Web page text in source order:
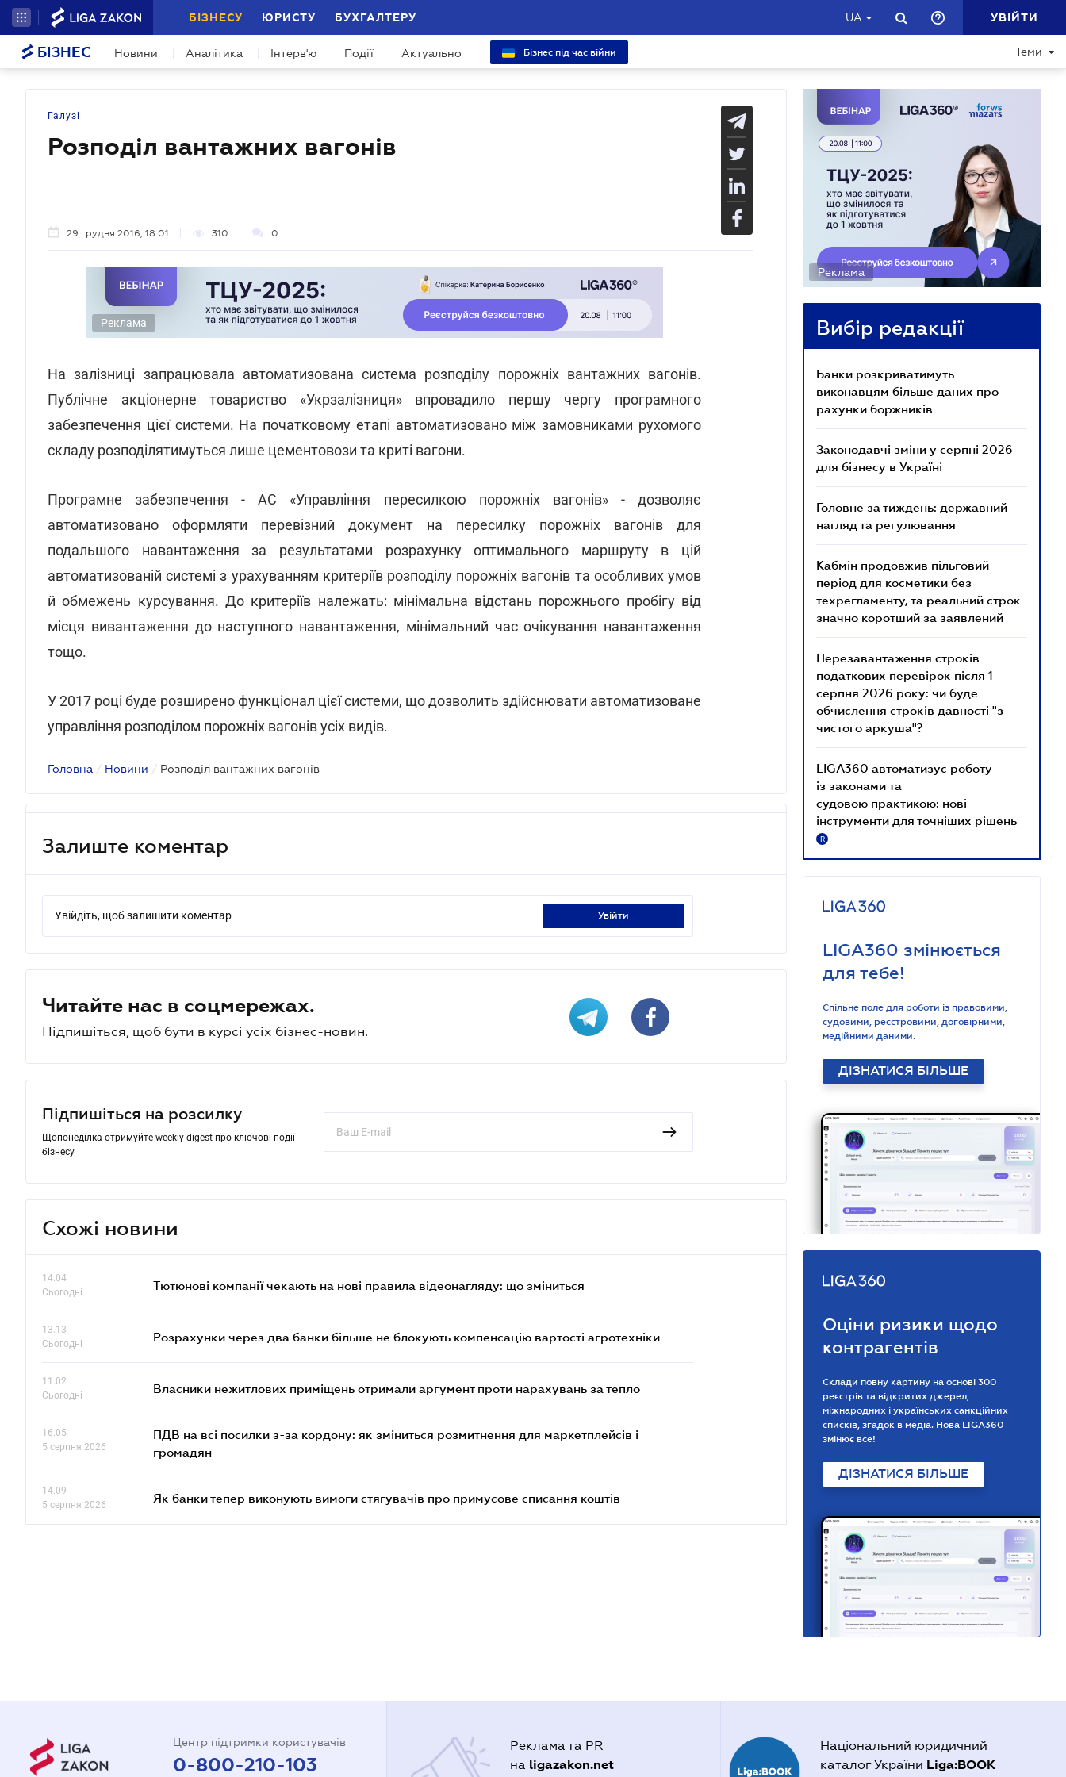
БІЗНЕСУ ЮРИСТУ БУХГАЛТЕРУ UA УВІЙТИ
БІЗНЕС Новини Аналітика Інтерв'ю Події Актуально Бізнес під час війни Теми
Галузі
Розподіл вантажних вагонів
29 грудня 2016, 18:01 310 0
Реклама
На залізниці запрацювала автоматизована система розподілу порожніх вантажних вагонів.
Публічне акціонерне товариство «Укрзалізниця» впровадило першу чергу програмного
забезпечення цієї системи. На початковому етапі автоматизовано між замовниками рухомого
складу розподілятимуться лише цементовози та криті вагони.
Програмне забезпечення - АС «Управління пересилкою порожніх вагонів» - дозволяє
автоматизовано оформляти перевізний документ на пересилку порожніх вагонів для
подальшого навантаження за результатами розрахунку оптимального маршруту в цій
автоматизованій системі з урахуванням критеріїв розподілу порожніх вагонів та особливих умов
й обмежень курсування. До критеріїв належать: мінімальна відстань порожнього пробігу від
місця вивантаження до наступного навантаження, мінімальний час очікування навантаження
тощо.
У 2017 році буде розширено функціонал цієї системи, що дозволить здійснювати автоматизоване
управління розподілом порожніх вагонів усіх видів.
Головна / Новини / Розподіл вантажних вагонів
Залиште коментар
Увійдіть, щоб залишити коментар увійти
Читайте нас в соцмережах.
Підпишіться, щоб бути в курсі усіх бізнес-новин.
Підпишіться на розсилку
Щопонеділка отримуйте weekly-digest про ключові події
бізнесу
Схожі новини
14.04
Сьогодні
Тютюнові компанії чекають на нові правила відеонагляду: що зміниться
13.13
Сьогодні
Розрахунки через два банки більше не блокують компенсацію вартості агротехніки
11.02
Сьогодні
Власники нежитлових приміщень отримали аргумент проти нарахувань за тепло
16.05
5 серпня 2026
ПДВ на всі посилки з-за кордону: як зміниться розмитнення для маркетплейсів і
громадян
14.09
5 серпня 2026
Як банки тепер виконують вимоги стягувачів про примусове списання коштів
Реклама
Вибір редакції
Банки розкриватимуть
виконавцям більше даних про
рахунки боржників
Законодавчі зміни у серпні 2026
для бізнесу в Україні
Головне за тиждень: державний
нагляд та регулювання
Кабмін продовжив пільговий
період для косметики без
техрегламенту, та реальний строк
значно коротший за заявлений
Перезавантаження строків
податкових перевірок після 1
серпня 2026 року: чи буде
обчислення строків давності "з
чистого аркуша"?
LIGA360 автоматизує роботу
із законами та
судовою практикою: нові
інструменти для точніших рішень
R
LIGA360 змінюється
для тебе!
Спільне поле для роботи із правовими,
судовими, реєстровими, договірними,
медійними даними.
ДІЗНАТИСЯ БІЛЬШЕ
Оціни ризики щодо
контрагентів
Склади повну картину на основі 300
реєстрів та відкритих джерел,
міжнародних і українських санкційних
списків, згадок в медіа. Нова LIGA360
змінює все!
ДІЗНАТИСЯ БІЛЬШЕ
Центр підтримки користувачів
0-800-210-103
Реклама та PR
на ligazakon.net
Національний юридичний
каталог України Liga:BOOK